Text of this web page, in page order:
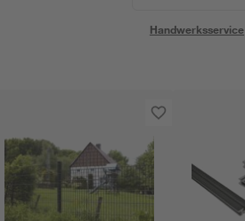
Handwerksservice